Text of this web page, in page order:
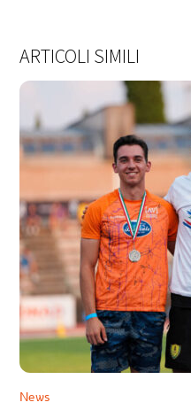
ARTICOLI SIMILI
News